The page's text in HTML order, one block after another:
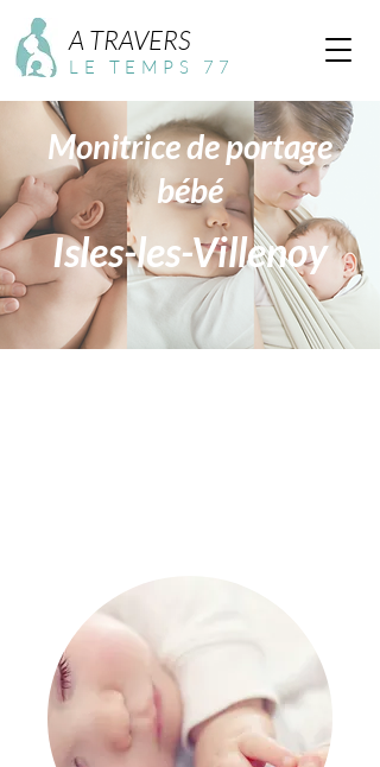
LE TEMPS 77
A TRAVERS
Monitrice de portage
bébé
Isles-les-Villenoy